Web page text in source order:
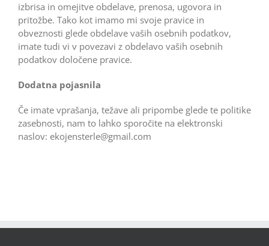
izbrisa in omejitve obdelave, prenosa, ugovora in
pritožbe. Tako kot imamo mi svoje pravice in
obveznosti glede obdelave vaših osebnih podatkov,
imate tudi vi v povezavi z obdelavo vaših osebnih
podatkov določene pravice.
Dodatna pojasnila
Če imate vprašanja, težave ali pripombe glede te politike
zasebnosti, nam to lahko sporočite na elektronski
naslov: ekojensterle@gmail.com